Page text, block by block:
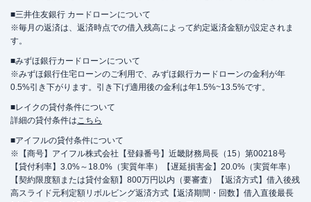
■三井住友銀行 カードローンについて
※毎月の返済は、返済時点での借入残高によって約定返済金額が設定されま
す。
■みずほ銀行カードローンについて
※みずほ銀行住宅ローンのご利用で、みずほ銀行カードローンの金利が年
0.5%引き下がります。引き下げ適用後の金利は年1.5%~13.5%です。
■レイクの貸付条件について
詳細の貸付条件はこちら
■アイフルの貸付条件について
※【商号】アイフル株式会社【登録番号】近畿財務局長（15）第00218号
【貸付利率】3.0%～18.0%（実質年率）【遅延損害金】20.0%（実質年率）
【契約限度額または貸付金額】800万円以内（要審査）【返済方式】借入後残
高スライド元利定額リボルビング返済方式【返済期間・回数】借入直後最長